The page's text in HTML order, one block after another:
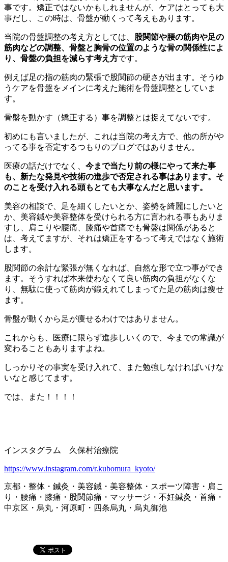
事です。矯正ではないかもしれませんが、ケアはとっても大
事だし、この時は、骨盤が動くって考えもあります。
当院の骨盤調整の考え方としては、 股関節や腰の筋肉や足の
筋肉などの調整、骨盤と胸骨の位置のような骨の関係性によ
り、骨盤の負担を減らす考え方です。
例えば足の指の筋肉の緊張で股関節の硬さが出ます。そうゆ
うケアを骨盤をメインに考えた施術を骨盤調整としていま
す。
骨盤を動かす（矯正する）事を調整とは捉えてないです。
初めにも言いましたが、これは当院の考え方で、他の所がや
ってる事を否定するつもりのブログではありません。
医療の話だけでなく、 今まで当たり前の様にやって来た事
も、新たな発見や技術の進歩で否定される事はあります。そ
のことを受け入れる頭もとても大事なんだと思います。
美容の相談で、足を細くしたいとか、姿勢を綺麗にしたいと
か、美容鍼や美容整体を受けられる方に言われる事もありま
すし、肩こりや腰痛、膝痛や首痛でも骨盤は関係があると
は、考えてますが、それは矯正をするって考えではなく施術
します。
股関節の余計な緊張が無くなれば、自然な形で立つ事ができ
ます。そうすれば本来使わなくて良い筋肉の負担がなくな
り、無駄に使って筋肉が鍛えれてしまってた足の筋肉は痩せ
ます。
骨盤が動くから足が痩せるわけではありません。
これからも、医療に限らず進歩しいくので、今までの常識が
変わることもありますよね。
しっかりその事実を受け入れて、また勉強しなければいけな
いなと感じてます。
では、また！！！！
インスタグラム 久保村治療院
https://www.instagram.com/r.kubomura_kyoto/
京都・整体・鍼灸・美容鍼・美容整体・スポーツ障害・肩こ
り・腰痛・膝痛・股関節痛・マッサージ・不妊鍼灸・首痛・
中京区・烏丸・河原町・四条烏丸・烏丸御池